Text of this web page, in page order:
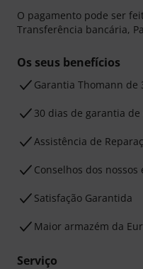
O pagamento pode ser
Transferência bancária,
Os seus benefícios
Garantia Thomann de
30 dias de garantia
Assistência de
Conselhos dos nossos
Satisfação Garantida
Maior armazém da
Serviço